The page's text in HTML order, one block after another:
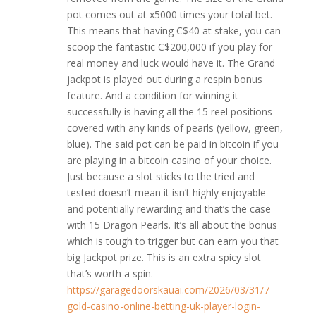
pot comes out at x5000 times your total bet.
This means that having C$40 at stake, you can
scoop the fantastic C$200,000 if you play for
real money and luck would have it. The Grand
jackpot is played out during a respin bonus
feature. And a condition for winning it
successfully is having all the 15 reel positions
covered with any kinds of pearls (yellow, green,
blue). The said pot can be paid in bitcoin if you
are playing in a bitcoin casino of your choice.
Just because a slot sticks to the tried and
tested doesn’t mean it isn’t highly enjoyable
and potentially rewarding and that’s the case
with 15 Dragon Pearls. It’s all about the bonus
which is tough to trigger but can earn you that
big Jackpot prize. This is an extra spicy slot
that’s worth a spin.
https://garagedoorskauai.com/2026/03/31/7-
gold-casino-online-betting-uk-player-login-